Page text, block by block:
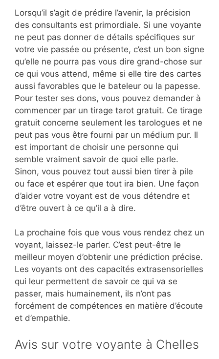
Lorsqu’il s’agit de prédire l’avenir, la précision
des consultants est primordiale. Si une voyante
ne peut pas donner de détails spécifiques sur
votre vie passée ou présente, c’est un bon signe
qu’elle ne pourra pas vous dire grand-chose sur
ce qui vous attend, même si elle tire des cartes
aussi favorables que le bateleur ou la papesse.
Pour tester ses dons, vous pouvez demander à
commencer par un tirage tarot gratuit. Ce tirage
gratuit concerne seulement les tarologues et ne
peut pas vous être fourni par un médium pur. Il
est important de choisir une personne qui
semble vraiment savoir de quoi elle parle.
Sinon, vous pouvez tout aussi bien tirer à pile
ou face et espérer que tout ira bien. Une façon
d’aider votre voyant est de vous détendre et
d’être ouvert à ce qu’il a à dire.
La prochaine fois que vous vous rendez chez un
voyant, laissez-le parler. C’est peut-être le
meilleur moyen d’obtenir une prédiction précise.
Les voyants ont des capacités extrasensorielles
qui leur permettent de savoir ce qui va se
passer, mais humainement, ils n’ont pas
forcément de compétences en matière d’écoute
et d’empathie.
Avis sur votre voyante à Chelles